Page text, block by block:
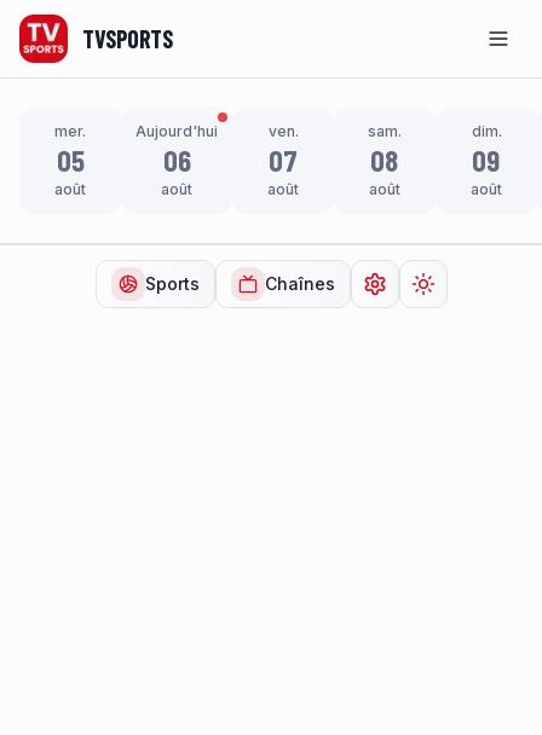
TVSPORTS
mer.
05
août
Aujourd'hui
06
août
ven.
07
août
sam.
08
août
dim.
09
août
Sports Chaînes Ouvrir lesChanger de